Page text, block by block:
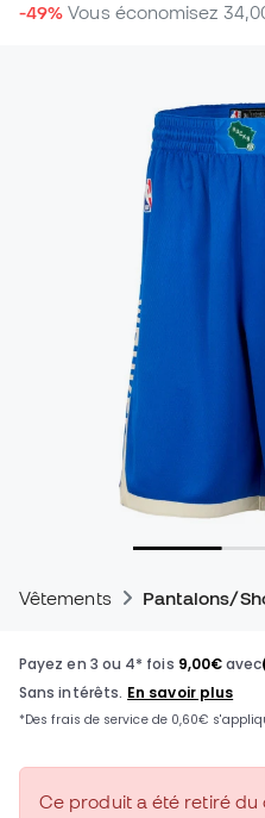
-49% Vous économisez
Vêtements Pantalons/
Ce produit a été retiré du